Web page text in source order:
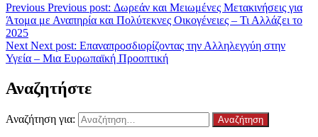
Previous Previous post: Δωρεάν και Μειωμένες Μετακινήσεις για
Άτομα με Αναπηρία και Πολύτεκνες Οικογένειες – Τι Αλλάζει το
2025
Next Next post: Επαναπροσδιορίζοντας την Αλληλεγγύη στην
Υγεία – Μια Ευρωπαϊκή Προοπτική
Αναζητήστε
Αναζήτηση για: